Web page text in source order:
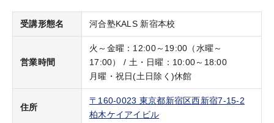
受講形態名 河合塾KALS 新宿本校
営業時間
火～金曜：12:00～19:00（水曜～
17:00） / 土・日曜：10:00～18:00
月曜・祝日(土日除く)休館
住所
〒160-0023 東京都新宿区西新宿7-15-2
柏木ケイアイビル